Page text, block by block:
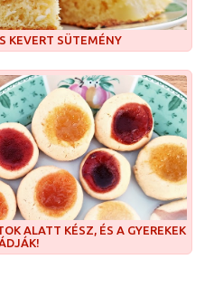
KEVERT SÜTEMÉNY
ALATT KÉSZ, ÉS A GYEREKEK